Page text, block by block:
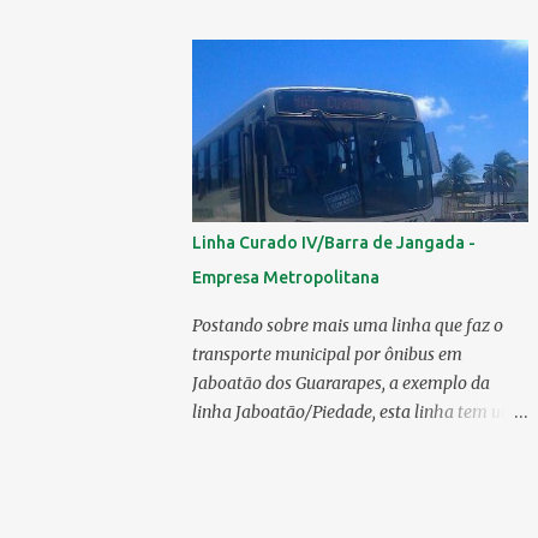
Apache VIP e o Millenium, líderes de venda
da Caio 1. CAIO Induscar 6.138 2. Marcopolo
2.572 3. Mascarello 1.026 4. Comil 16 5.
Neobus/Ciferal 4 Estas são associadas a
FABUS - Associação Nacional dos
Fabricantes de Ônibus , a Volare, que não faz
parte da associação, fabricou neste ano, 327
modelos urbanos. O que aconteceu com a
Comil ? A Comil vem de um processo de
recuperação judicial e fechamento de filial, o
que em 2025 fez com que a encarroçadora
só produzisse 16 unidades de ônibus
Linha Curado IV/Barra de Jangada -
Empresa Metropolitana
Postando sobre mais uma linha que faz o
transporte municipal por ônibus em
Jaboatão dos Guararapes, a exemplo da
linha Jaboatão/Piedade, esta linha tem um